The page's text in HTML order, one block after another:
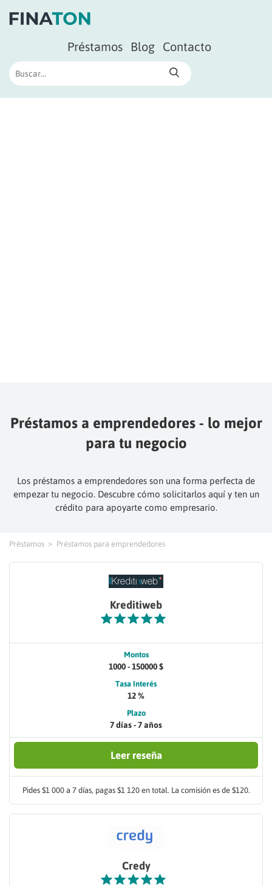
Préstamos Blog Contacto
Préstamos a emprendedores - lo mejor
para tu negocio
Los préstamos a emprendedores son una forma perfecta de
empezar tu negocio. Descubre cómo solicitarlos aquí y ten un
crédito para apoyarte como empresario.
Préstamos Préstamos para emprendedores
Kreditiweb
Montos
1000 - 150000 $
Tasa Interés
12 %
Plazo
7 días - 7 años
Leer reseña
Pides $1 000 a 7 días, pagas $1 120 en total. La comisión es de $120.
Credy